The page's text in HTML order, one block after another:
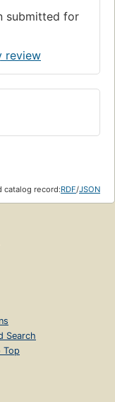
submitted for
review
catalog record:RDF/JSON
Search
Top